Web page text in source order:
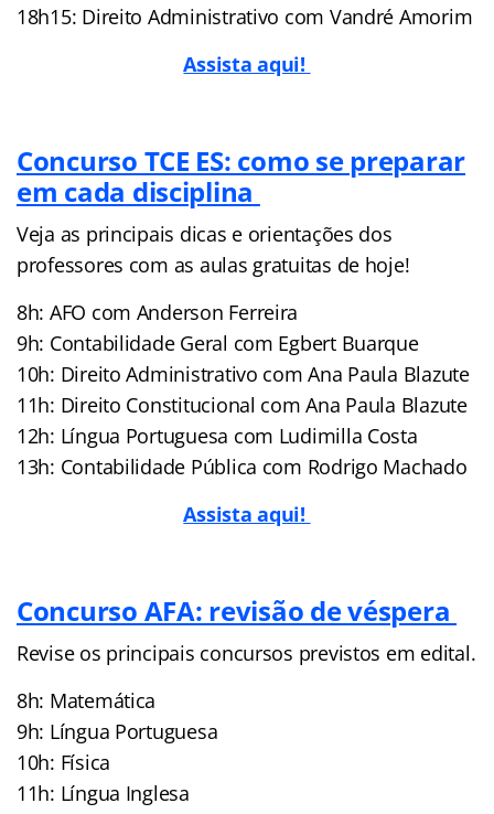
18h15: Direito Administrativo com Vandré Amorim
Assista aqui!
Concurso TCE ES: como se preparar
em cada disciplina
Veja as principais dicas e orientações dos
professores com as aulas gratuitas de hoje!
8h: AFO com Anderson Ferreira
9h: Contabilidade Geral com Egbert Buarque
10h: Direito Administrativo com Ana Paula Blazute
11h: Direito Constitucional com Ana Paula Blazute
12h: Língua Portuguesa com Ludimilla Costa
13h: Contabilidade Pública com Rodrigo Machado
Assista aqui!
Concurso AFA: revisão de véspera
Revise os principais concursos previstos em edital.
8h: Matemática
9h: Língua Portuguesa
10h: Física
11h: Língua Inglesa